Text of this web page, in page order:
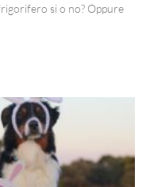
si o no? Oppure